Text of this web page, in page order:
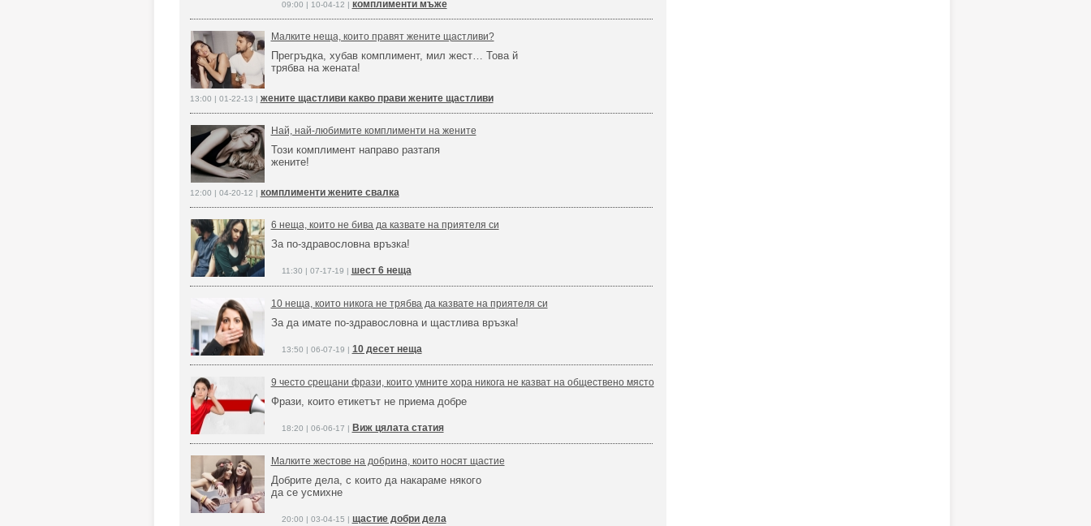
09:00 | 10-04-12 | комплименти мъже
Малките неща, които правят жените щастливи?
Прегръдка, хубав комплимент, мил жест… Това й
трябва на жената!
13:00 | 01-22-13 | жените щастливи какво прави жените щастливи
Най, най-любимите комплименти на жените
Този комплимент направо разтапя
жените!
12:00 | 04-20-12 | комплименти жените свалка
6 неща, които не бива да казвате на приятеля си
За по-здравословна връзка!
11:30 | 07-17-19 | шест 6 неща
10 неща, които никога не трябва да казвате на приятеля си
За да имате по-здравословна и щастлива връзка!
13:50 | 06-07-19 | 10 десет неща
9 често срещани фрази, които умните хора никога не казват на обществено място
Фрази, които етикетът не приема добре
18:20 | 06-06-17 | Виж цялата статия
Малките жестове на добрина, които носят щастие
Добрите дела, с които да накараме някого
да се усмихне
20:00 | 03-04-15 | щастие добри дела